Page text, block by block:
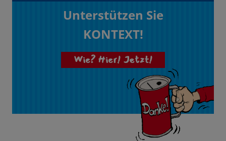
Unterstützen Sie
KONTEXT!
Wie? Hier! Jetzt!